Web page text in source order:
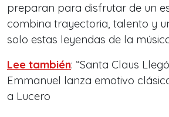
preparan para disfrutar de un
combina trayectoria, talento y
solo estas leyendas de la
Lee también: “Santa Claus
Emmanuel lanza emotivo
a Lucero